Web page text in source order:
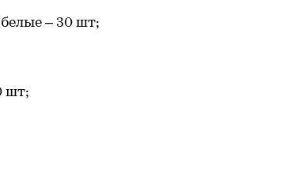
– 30 шт;
шт;